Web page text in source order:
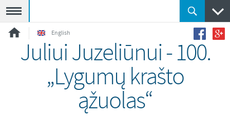
English
Juliui Juzeliūnui - 100.
„Lygumų krašto
ąžuolas“